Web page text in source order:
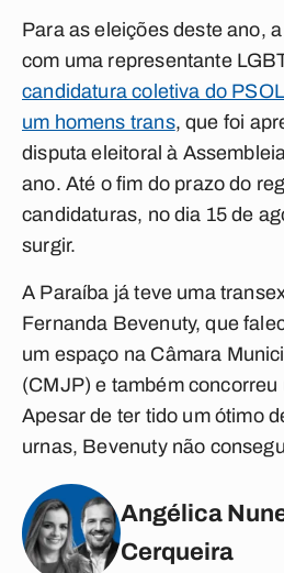
Para as eleições deste ano,
com uma representante
candidatura coletiva do
um homens trans, que foi
disputa eleitoral à
ano. Até o fim do prazo do
candidaturas, no dia 15 de
surgir.
A Paraíba já teve uma
Fernanda Bevenuty, que
um espaço na Câmara
(CMJP) e também
Apesar de ter tido um ótimo
urnas, Bevenuty não
Angélica
Cerqueira